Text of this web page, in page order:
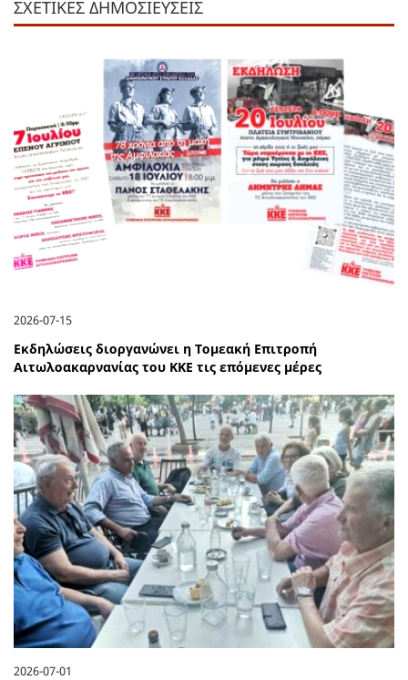
ΣΧΕΤΙΚΕΣ ΔΗΜΟΣΙΕΥΣΕΙΣ
2026-07-15
Εκδηλώσεις διοργανώνει η Τομεακή Επιτροπή
Αιτωλοακαρνανίας του ΚΚΕ τις επόμενες μέρες
2026-07-01